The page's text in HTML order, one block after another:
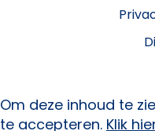
Om deze inhoud te
te accepteren. Klik